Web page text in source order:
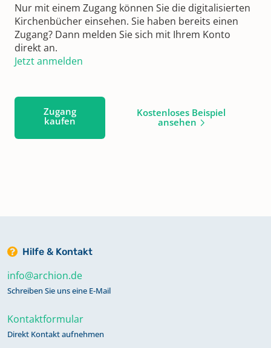
Nur mit einem Zugang können Sie die digitalisierten
Kirchenbücher einsehen. Sie haben bereits einen
Zugang? Dann melden Sie sich mit Ihrem Konto
direkt an.
Jetzt anmelden
Zugang
kaufen
Kostenloses Beispiel
ansehen
Hilfe & Kontakt
info@archion.de
Schreiben Sie uns eine E-Mail
Kontaktformular
Direkt Kontakt aufnehmen